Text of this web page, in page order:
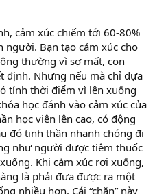
cảm xúc chiếm tới 60-80%
người. Bạn tạo cảm xúc cho
thường vì sợ mất, con
định. Nhưng nếu mà chỉ dựa
tính thời điểm vì lên xuống
học đánh vào cảm xúc của
học viên lên cao, có động
đó tinh thần nhanh chóng đi
như người được tiêm thuốc
Khi cảm xúc rơi xuống,
là phải đưa được ra một
nhiều hơn. Cái “chặn” này